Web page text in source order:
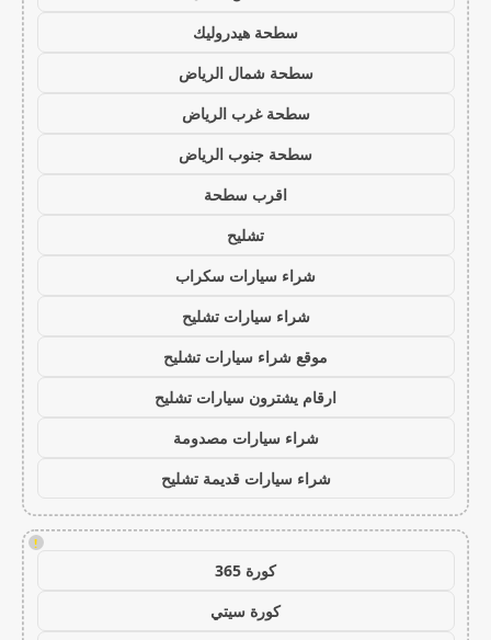
سطحة هيدروليك
سطحة شمال الرياض
سطحة غرب الرياض
سطحة جنوب الرياض
اقرب سطحة
تشليح
شراء سيارات سكراب
شراء سيارات تشليح
موقع شراء سيارات تشليح
ارقام يشترون سيارات تشليح
شراء سيارات مصدومة
شراء سيارات قديمة تشليح
!
كورة 365
كورة سيتي